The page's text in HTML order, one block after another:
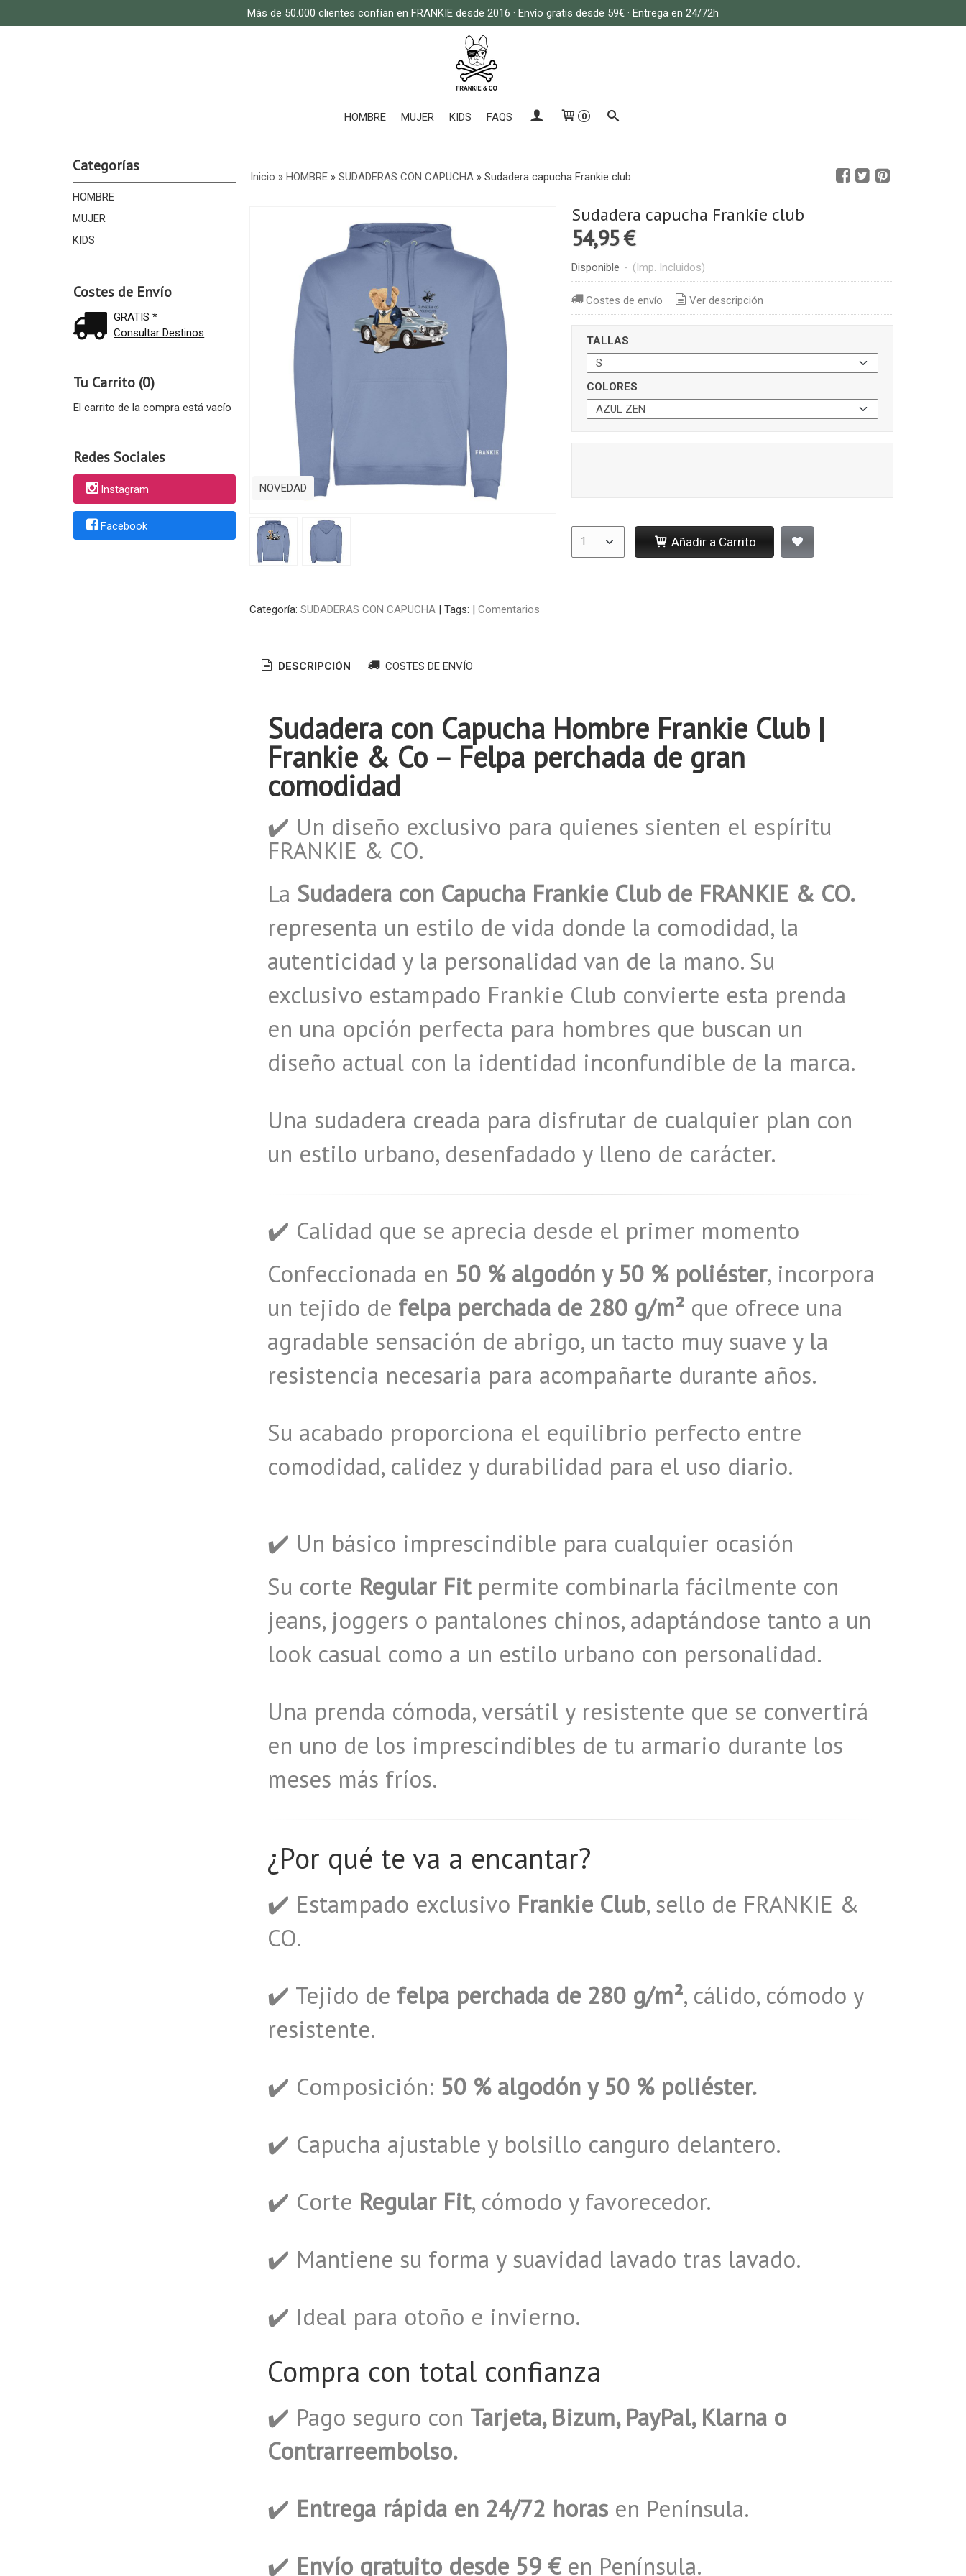
Más de 50.000 clientes confían en FRANKIE desde 2016 · Envío gratis desde 59€ · Entrega en 24/72h
HOMBRE MUJER KIDS FAQS 0
Categorías
HOMBRE
MUJER
KIDS
Costes de Envío
GRATIS *
Consultar Destinos
Tu Carrito (0)
El carrito de la compra está vacío
Redes Sociales
Instagram
Facebook
Inicio » HOMBRE» SUDADERAS CON CAPUCHA» Sudadera capucha Frankie club
NOVEDAD
Sudadera capucha Frankie club
54,95 €
Disponible - (Imp. Incluidos)
Costes de envío Ver descripción
TALLAS
COLORES
Añadir a Carrito
Categoría: SUDADERAS CON CAPUCHA| Tags: | Comentarios
DESCRIPCIÓN COSTES DE ENVÍO
Sudadera con Capucha Hombre Frankie Club |
Frankie & Co – Felpa perchada de gran
comodidad
✔️ Un diseño exclusivo para quienes sienten el espíritu
FRANKIE & CO.
La Sudadera con Capucha Frankie Club de FRANKIE & CO.
representa un estilo de vida donde la comodidad, la
autenticidad y la personalidad van de la mano. Su
exclusivo estampado Frankie Club convierte esta prenda
en una opción perfecta para hombres que buscan un
diseño actual con la identidad inconfundible de la marca.
Una sudadera creada para disfrutar de cualquier plan con
un estilo urbano, desenfadado y lleno de carácter.
✔️ Calidad que se aprecia desde el primer momento
Confeccionada en 50 % algodón y 50 % poliéster, incorpora
un tejido de felpa perchada de 280 g/m² que ofrece una
agradable sensación de abrigo, un tacto muy suave y la
resistencia necesaria para acompañarte durante años.
Su acabado proporciona el equilibrio perfecto entre
comodidad, calidez y durabilidad para el uso diario.
✔️ Un básico imprescindible para cualquier ocasión
Su corte Regular Fitpermite combinarla fácilmente con
jeans, joggers o pantalones chinos, adaptándose tanto a un
look casual como a un estilo urbano con personalidad.
Una prenda cómoda, versátil y resistente que se convertirá
en uno de los imprescindibles de tu armario durante los
meses más fríos.
¿Por qué te va a encantar?
✔️ Estampado exclusivo Frankie Club, sello de FRANKIE &
CO.
✔️ Tejido de felpa perchada de 280 g/m², cálido, cómodo y
resistente.
✔️ Composición: 50 % algodón y 50 % poliéster.
✔️ Capucha ajustable y bolsillo canguro delantero.
✔️ Corte Regular Fit, cómodo y favorecedor.
✔️ Mantiene su forma y suavidad lavado tras lavado.
✔️ Ideal para otoño e invierno.
Compra con total confianza
✔️ Pago seguro con Tarjeta, Bizum, PayPal, Klarna o
Contrarreembolso.
✔️ Entrega rápida en 24/72 horas en Península.
✔️ Envío gratuito desde 59 €en Península.